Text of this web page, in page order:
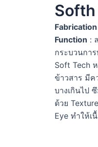
Softh
Fabrication
Function :
กระบวนกา
Soft Tech
ข้าวสาร มีค
บางเกินไป
ด้วย
Eye ทำให้เ